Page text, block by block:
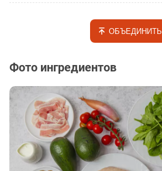
ОБЪЕДИНИТЬ
Фото ингредиентов